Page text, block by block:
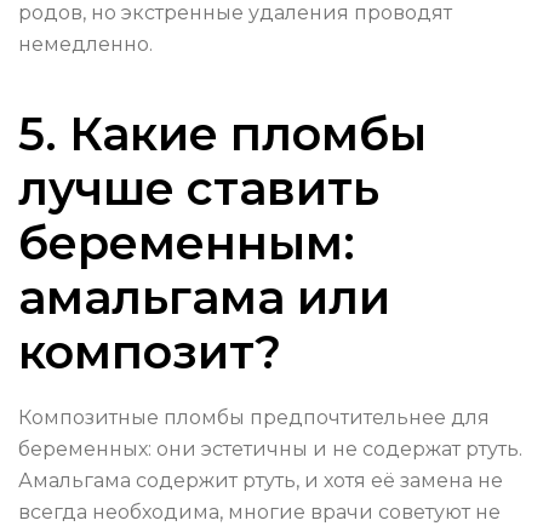
родов, но экстренные удаления проводят
немедленно.
5. Какие пломбы
лучше ставить
беременным:
амальгама или
композит?
Композитные пломбы предпочтительнее для
беременных: они эстетичны и не содержат ртуть.
Амальгама содержит ртуть, и хотя её замена не
всегда необходима, многие врачи советуют не